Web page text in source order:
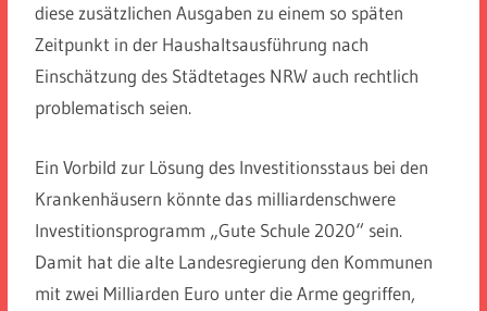
diese zusätzlichen Ausgaben zu einem so späten
Zeitpunkt in der Haushaltsausführung nach
Einschätzung des Städtetages NRW auch rechtlich
problematisch seien.
Ein Vorbild zur Lösung des Investitionsstaus bei den
Krankenhäusern könnte das milliardenschwere
Investitionsprogramm „Gute Schule 2020“ sein.
Damit hat die alte Landesregierung den Kommunen
mit zwei Milliarden Euro unter die Arme gegriffen,